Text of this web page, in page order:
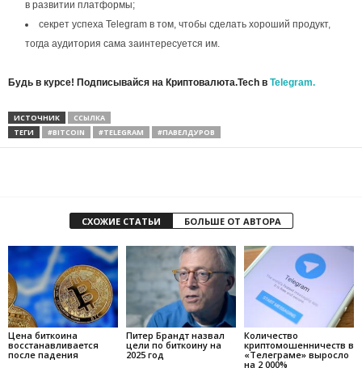
в развитии платформы;
секрет успеха Telegram в том, чтобы сделать хороший продукт,
тогда аудитория сама заинтересуется им.
Будь в курсе! Подписывайся на Криптовалюта.Tech в Telegram.
ИСТОЧНИК
ССЫЛКА
ТЕГИ
#BITCOIN #TELEGRAM #ПАВЕЛДУРОВ
СХОЖИЕ СТАТЬИ БОЛЬШЕ ОТ АВТОРА
Цена биткоина
восстанавливается
после падения
Питер Брандт назвал
цели по биткоину на
2025 год
Количество
криптомошенничеств в
«Телеграме» выросло
на 2 000%